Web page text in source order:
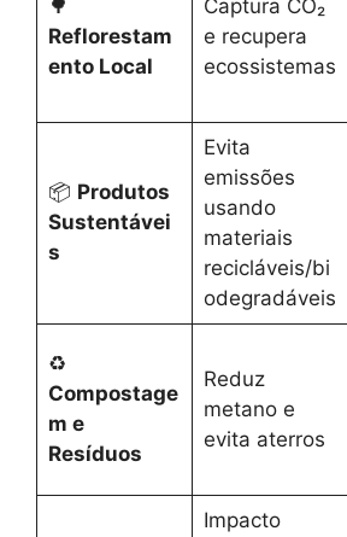
🌳
Reflorestam
ento Local
Captura CO₂
e recupera
ecossistemas
📦 Produtos
Sustentávei
s
Evita
emissões
usando
materiais
recicláveis/bi
odegradáveis
♻️
Compostage
m e
Resíduos
Reduz
metano e
evita aterros
Impacto